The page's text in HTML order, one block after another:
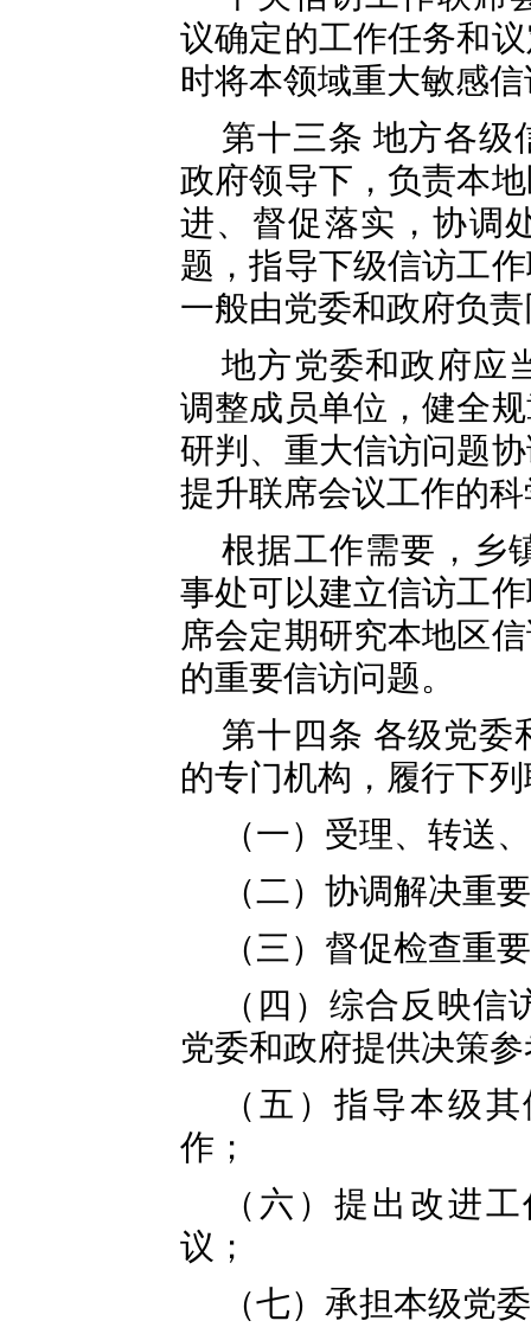
议确定的工作任务和
时将本领域重大敏感
第十三条 地方各级
政府领导下，负责本
进、督促落实，协调
题，指导下级信访工
一般由党委和政府负
地方党委和政府应
调整成员单位，健全
研判、重大信访问题
提升联席会议工作的
根据工作需要，乡
事处可以建立信访工
席会定期研究本地区
的重要信访问题。
第十四条 各级党委
的专门机构，履行下
（一）受理、转送
（二）协调解决重
（三）督促检查重
（四）综合反映
党委和政府提供决策
（五）指导本级
作；
（六）提出改进
议；
（七）承担本级党